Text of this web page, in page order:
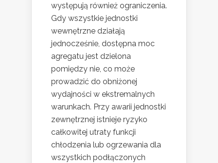
występują również ograniczenia.
Gdy wszystkie jednostki
wewnętrzne działają
jednocześnie, dostępna moc
agregatu jest dzielona
pomiędzy nie, co może
prowadzić do obniżonej
wydajności w ekstremalnych
warunkach. Przy awarii jednostki
zewnętrznej istnieje ryzyko
całkowitej utraty funkcji
chłodzenia lub ogrzewania dla
wszystkich podłączonych